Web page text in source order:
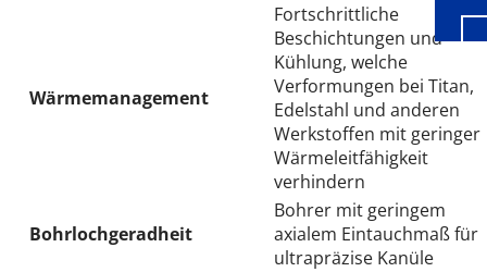
Wärmemanagement
Fortschrittliche
Beschichtungen und
Kühlung, welche
Verformungen bei Titan,
Edelstahl und anderen
Werkstoffen mit geringer
Wärmeleitfähigkeit
verhindern
Bohrlochgeradheit
Bohrer mit geringem
axialem Eintauchmaß für
ultrapräzise Kanüle